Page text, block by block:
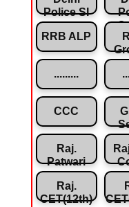
Police SI
RRB ALP
.........
CCC
Raj.
Patwari
Raj.
CET(12th)